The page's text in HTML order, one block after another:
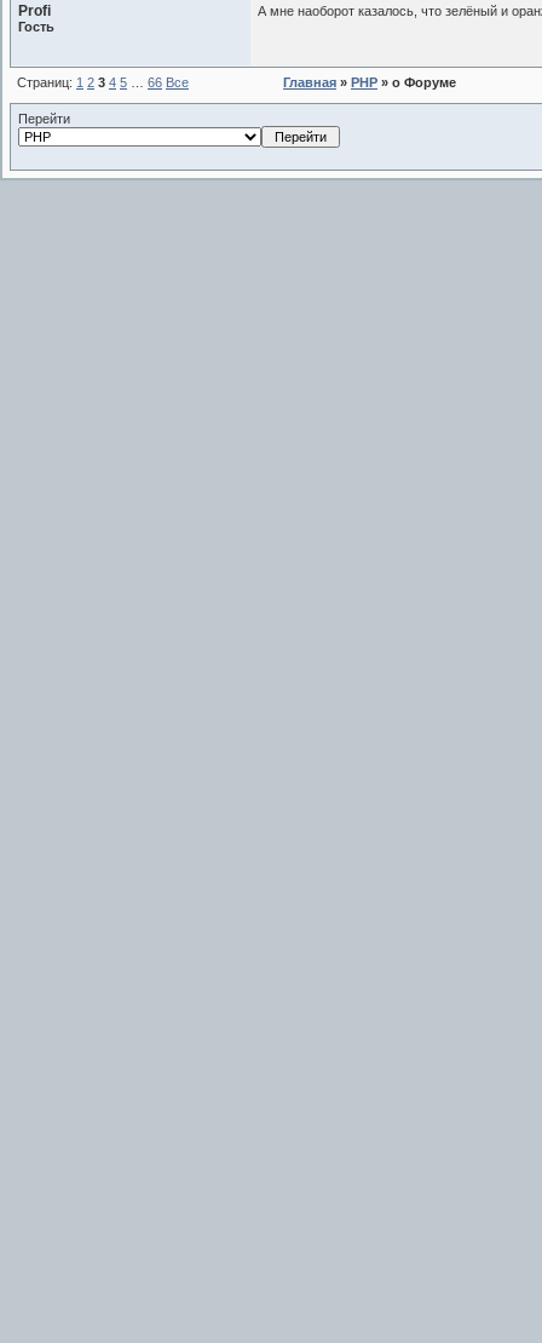
Profi
Гость
А мне наоборот казалось, что зелёный и
Страниц: 1 2 3 4 5 66 Все Главная » PHP » о Форуме
Перейти